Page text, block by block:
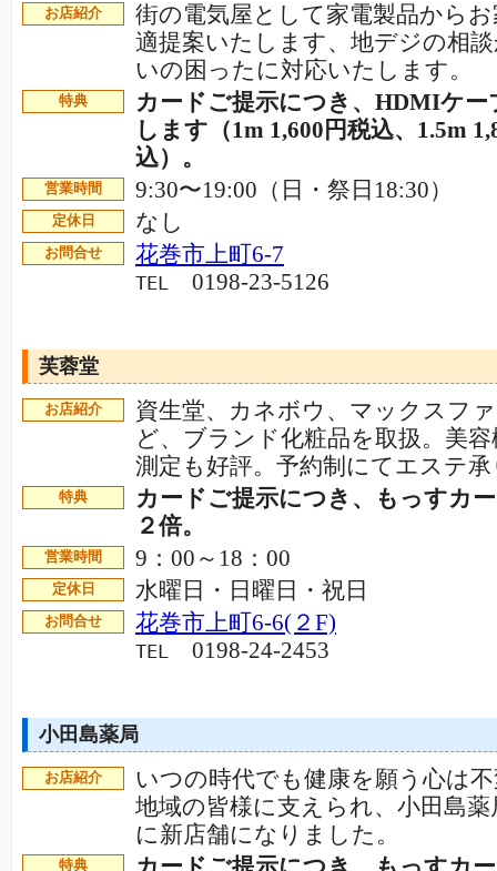
お店紹介
街の電気屋として家電製品から
適提案いたします、地デジの相
いの困ったに対応いたします。
特典
カードご提示につき、HDMIケー
します（1m 1,600円税込、1.5m
込）。
営業時間 9:30〜19:00（日・祭日18:30）
定休日 なし
お問合せ 花巻市上町6-7
TEL 0198-23-5126
芙蓉堂
お店紹介
資生堂、カネボウ、マックスフ
ど、ブランド化粧品を取扱。美
測定も好評。予約制にてエステ
特典
カードご提示につき、もっすカ
２倍。
営業時間 9：00～18：00
定休日 水曜日・日曜日・祝日
お問合せ 花巻市上町6-6(２F)
TEL 0198-24-2453
小田島薬局
お店紹介
いつの時代でも健康を願う心は
地域の皆様に支えられ、小田島薬
に新店舗になりました。
特典